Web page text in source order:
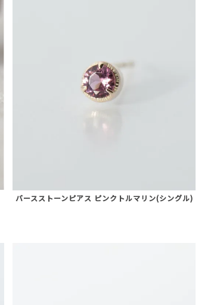
バースストーンピアス ピンクトルマリン(シングル)